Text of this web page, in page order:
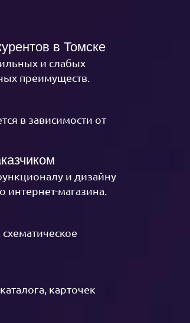
в Томске
и слабых
преимуществ.
в зависимости от
и дизайну
интернет-магазина.
карточек